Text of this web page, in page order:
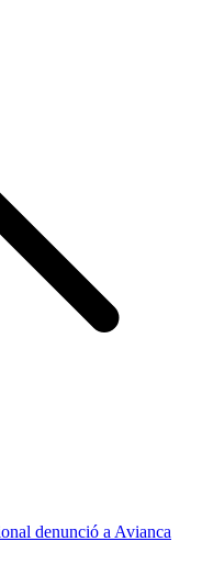
denunció a Avianca